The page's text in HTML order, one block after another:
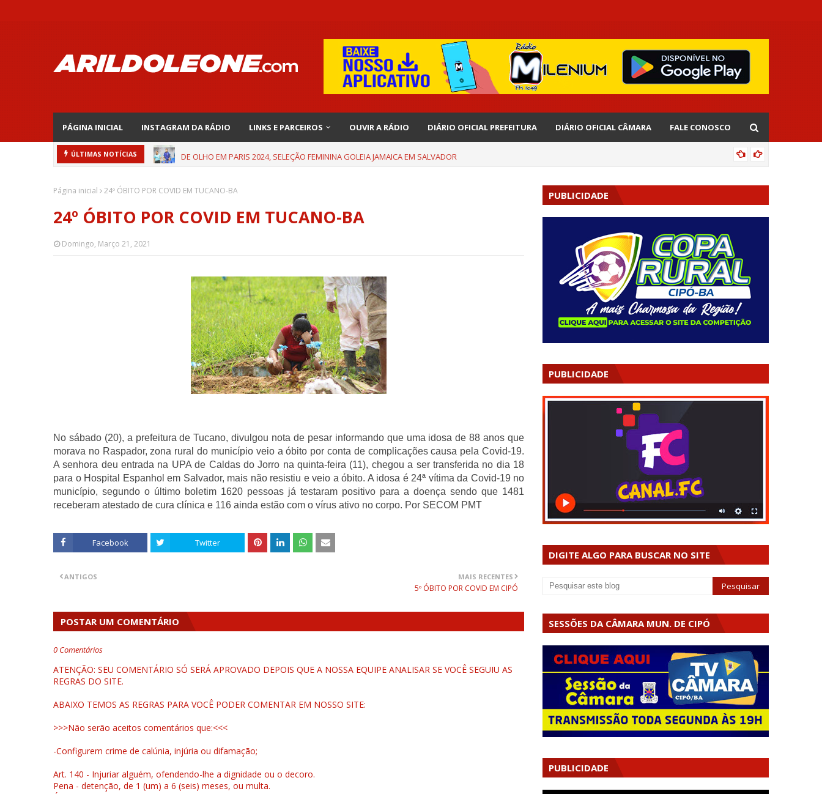
PÁGINA INICIAL INSTAGRAM DA RÁDIO LINKS E PARCEIROS OUVIR A RÁDIO DIÁRIO OFICIAL PREFEITURA DIÁRIO OFICIAL CÂMARA FALE CONOSCO
ÚLTIMAS NOTÍCIAS DE OLHO EM PARIS 2024, SELEÇÃO FEMININA GOLEIA JAMAICA EM SALVADOR
Página inicial 24º ÓBITO POR COVID EM TUCANO-BA
24º ÓBITO POR COVID EM TUCANO-BA
Domingo, Março 21, 2021
No sábado (20), a prefeitura de Tucano, divulgou nota de pesar informando que uma idosa de 88 anos que
morava no Raspador, zona rural do município veio a óbito por conta de complicações causa pela Covid-19.
A senhora deu entrada na UPA de Caldas do Jorro na quinta-feira (11), chegou a ser transferida no dia 18
para o Hospital Espanhol em Salvador, mais não resistiu e veio a óbito. A idosa é 24ª vítima da Covid-19 no
município, segundo o último boletim 1620 pessoas já testaram positivo para a doença sendo que 1481
receberam atestado de cura clínica e 116 ainda estão com o vírus ativo no corpo. Por SECOM PMT
Facebook Twitter
MAIS RECENTES
5º ÓBITO POR COVID EM CIPÓ
ANTIGOS
POSTAR UM COMENTÁRIO
0 Comentários
ATENÇÃO: SEU COMENTÁRIO SÓ SERÁ APROVADO DEPOIS QUE A NOSSA EQUIPE ANALISAR SE VOCÊ SEGUIU AS
REGRAS DO SITE.
ABAIXO TEMOS AS REGRAS PARA VOCÊ PODER COMENTAR EM NOSSO SITE:
>>>Não serão aceitos comentários que:<<<
-Configurem crime de calúnia, injúria ou difamação;
Art. 140 - Injuriar alguém, ofendendo-lhe a dignidade ou o decoro.
Pena - detenção, de 1 (um) a 6 (seis) meses, ou multa.
PUBLICIDADE
PUBLICIDADE
DIGITE ALGO PARA BUSCAR NO SITE
SESSÕES DA CÂMARA MUN. DE CIPÓ
PUBLICIDADE